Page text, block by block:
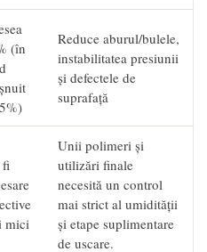
(în
Reduce aburul/bulele,
instabilitatea presiunii
și defectele de
suprafață
fi
mici
Unii polimeri și
utilizări finale
necesită un control
mai strict al umidității
și etape suplimentare
de uscare.